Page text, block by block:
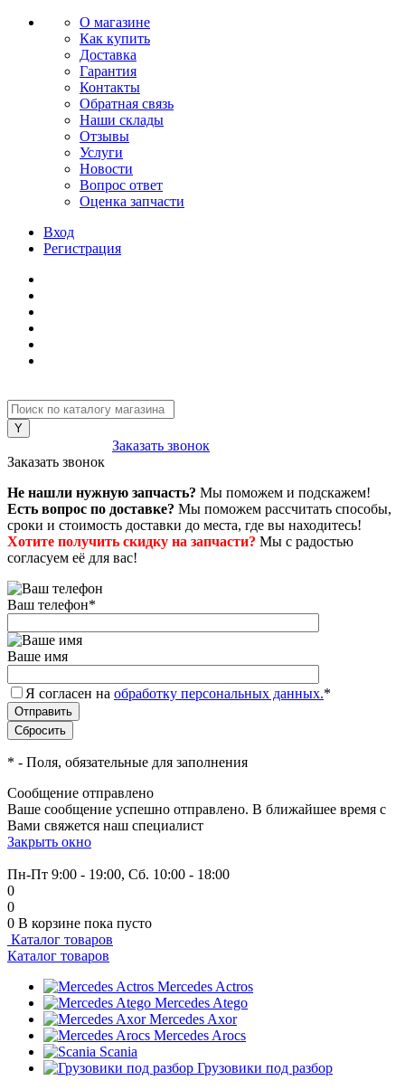
О магазине
Как купить
Доставка
Гарантия
Контакты
Обратная связь
Наши склады
Отзывы
Услуги
Новости
Вопрос ответ
Оценка запчасти
Вход
Регистрация
Заказать звонок
Заказать звонок
Не нашли нужную запчасть? Мы поможем и подскажем!
Есть вопрос по доставке? Мы поможем рассчитать способы,
сроки и стоимость доставки до места, где вы находитесь!
Хотите получить скидку на запчасти? Мы с радостью
согласуем её для вас!
Ваш телефон*
Ваше имя
Я согласен на обработку персональных данных.*
* - Поля, обязательные для заполнения
Сообщение отправлено
Ваше сообщение успешно отправлено. В ближайшее время с
Вами свяжется наш специалист
Закрыть окно
Пн-Пт 9:00 - 19:00, Сб. 10:00 - 18:00
0
0
0 В корзине пока пусто
Каталог товаров
Каталог товаров
Mercedes Actros
Mercedes Atego
Mercedes Axor
Mercedes Arocs
Scania
Грузовики под разбор